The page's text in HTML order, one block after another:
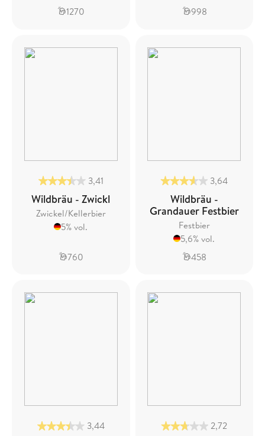
1270
998
3,41
Wildbräu - Zwickl
Zwickel/Kellerbier
5% vol.
760
3,64
Wildbräu -
Grandauer Festbier
Festbier
5,6% vol.
458
3,44 2,72